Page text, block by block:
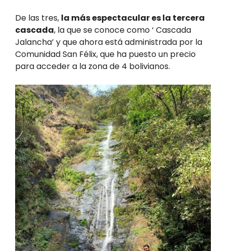
De las tres, la más espectacular es la tercera
cascada, la que se conoce como ‘ Cascada
Jalancha’ y que ahora está administrada por la
Comunidad San Félix, que ha puesto un precio
para acceder a la zona de 4 bolivianos.